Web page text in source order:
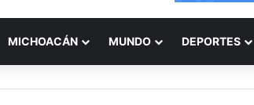
MICHOACÁN MUNDO DEPORTES